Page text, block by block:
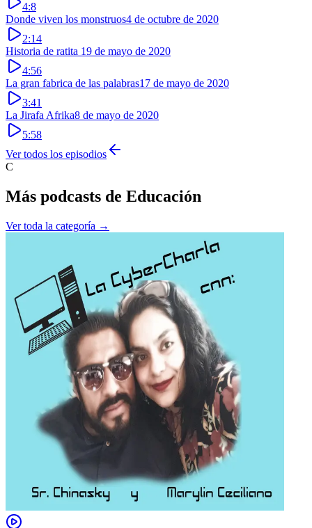
4:8
Donde viven los monstruos4 de octubre de 2020
2:14
Historia de ratita 19 de mayo de 2020
4:56
La gran fabrica de las palabras17 de mayo de 2020
3:41
La Jirafa Afrika8 de mayo de 2020
5:58
Ver todos los episodios
C
Más podcasts de Educación
Ver toda la categoría →